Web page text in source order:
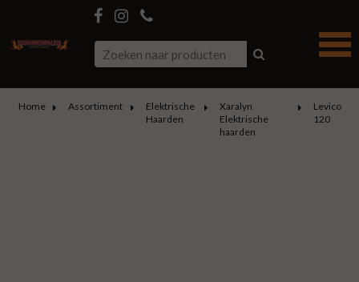
Home Assortiment
Elektrische
Haarden
Xaralyn
Elektrische
haarden
Levico
120